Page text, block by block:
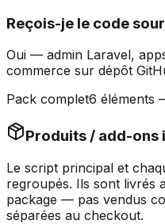
Reçois-je le code
Oui — admin Laravel,
commerce sur dépôt
Pack complet6 éléments
Produits / add-ons
Le script principal et
regroupés. Ils sont livrés
package — pas vendus
séparées au checkout.